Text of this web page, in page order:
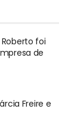
foi
de
Freire e